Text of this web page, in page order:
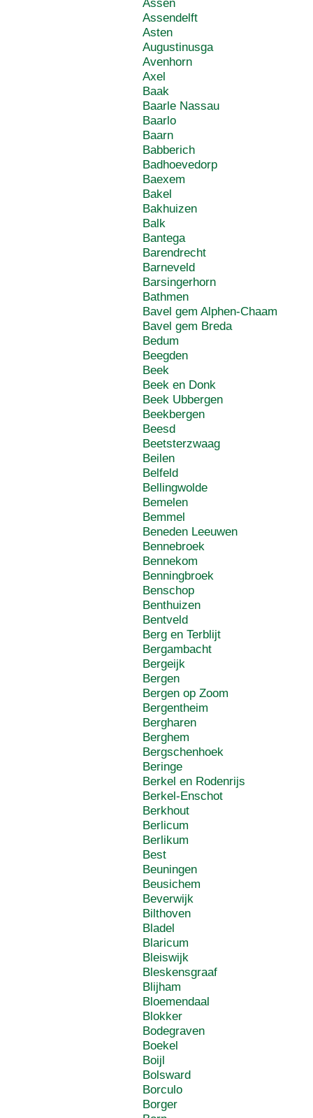
Assen
Assendelft
Asten
Augustinusga
Avenhorn
Axel
Baak
Baarle Nassau
Baarlo
Baarn
Babberich
Badhoevedorp
Baexem
Bakel
Bakhuizen
Balk
Bantega
Barendrecht
Barneveld
Barsingerhorn
Bathmen
Bavel gem Alphen-Chaam
Bavel gem Breda
Bedum
Beegden
Beek
Beek en Donk
Beek Ubbergen
Beekbergen
Beesd
Beetsterzwaag
Beilen
Belfeld
Bellingwolde
Bemelen
Bemmel
Beneden Leeuwen
Bennebroek
Bennekom
Benningbroek
Benschop
Benthuizen
Bentveld
Berg en Terblijt
Bergambacht
Bergeijk
Bergen
Bergen op Zoom
Bergentheim
Bergharen
Berghem
Bergschenhoek
Beringe
Berkel en Rodenrijs
Berkel-Enschot
Berkhout
Berlicum
Berlikum
Best
Beuningen
Beusichem
Beverwijk
Bilthoven
Bladel
Blaricum
Bleiswijk
Bleskensgraaf
Blijham
Bloemendaal
Blokker
Bodegraven
Boekel
Boijl
Bolsward
Borculo
Borger